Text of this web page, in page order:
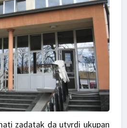
zadatak da utvrdi ukupan